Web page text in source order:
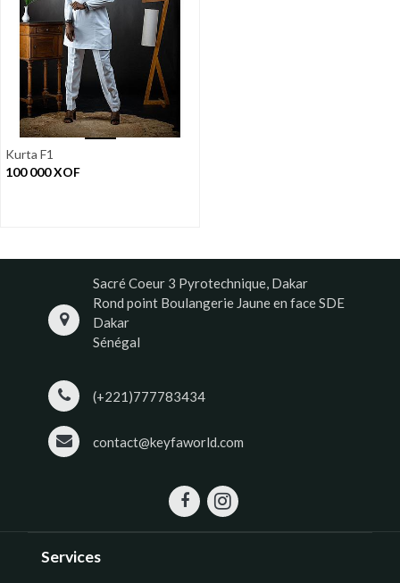
Kurta F1
100 000XOF
Sacré Coeur 3 Pyrotechnique, Dakar
Rond point Boulangerie Jaune en face SDE
Dakar
Sénégal
(+221)777783434
contact@keyfaworld.com
Services